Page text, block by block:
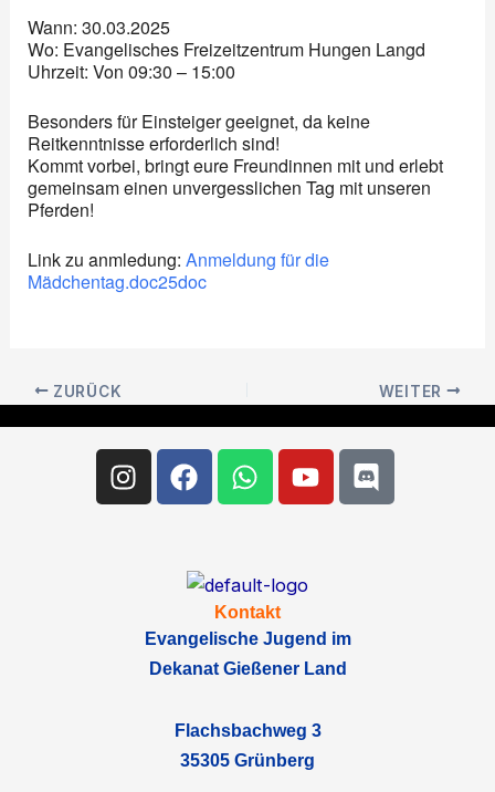
Wann: 30.03.2025
Wo: Evangelisches Freizeitzentrum Hungen Langd
Uhrzeit: Von 09:30 – 15:00
Besonders für Einsteiger geeignet, da keine
Reitkenntnisse erforderlich sind!
Kommt vorbei, bringt eure Freundinnen mit und erlebt
gemeinsam einen unvergesslichen Tag mit unseren
Pferden!
Link zu anmledung:Anmeldung für die
Mädchentag.doc25doc
ZURÜCK WEITER
Instagram
FacebookWhatsapp
YoutubeDiscord
Kontakt
Evangelische Jugend im
Dekanat Gießener Land
Flachsbachweg 3
35305 Grünberg